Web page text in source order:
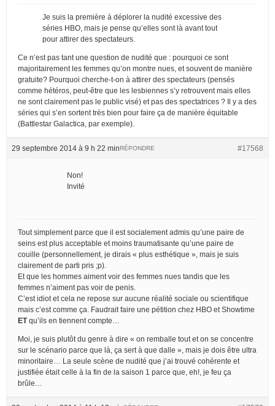
Je suis la première à déplorer la nudité excessive des
séries HBO, mais je pense qu’elles sont là avant tout
pour attirer des spectateurs.
Ce n’est pas tant une question de nudité que : pourquoi ce sont
majoritairement les femmes qu’on montre nues, et souvent de manière
gratuite? Pourquoi cherche-t-on à attirer des spectateurs (pensés
comme hétéros, peut-être que les lesbiennes s’y retrouvent mais elles
ne sont clairement pas le public visé) et pas des spectatrices ? Il y a des
séries qui s’en sortent très bien pour faire ça de manière équitable
(Battlestar Galactica, par exemple).
29 septembre 2014 à 9 h 22 min #17568
RÉPONDRE
Non!
Invité
Tout simplement parce que il est socialement admis qu’une paire de
seins est plus acceptable et moins traumatisante qu’une paire de
couille (personnellement, je dirais « plus esthétique », mais je suis
clairement de parti pris ;p).
Et que les hommes aiment voir des femmes nues tandis que les
femmes n’aiment pas voir de penis.
C’est idiot et cela ne repose sur aucune réalité sociale ou scientifique
mais c’est comme ça. Faudrait faire une pétition chez HBO et Showtime
ETqu’ils en tiennent compte…
Moi, je suis plutôt du genre à dire « on remballe tout et on se concentre
sur le scénario parce que là, ça sert à que dalle », mais je dois être ultra
minoritaire… La seule scène de nudité que j’ai trouvé cohérente et
justifiée était celle à la fin de la saison 1 parce que, eh!, je feu ça
brûle…